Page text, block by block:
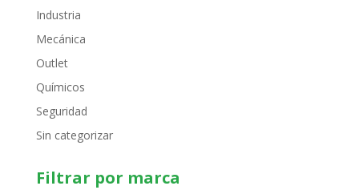
Industria
Mecánica
Outlet
Químicos
Seguridad
Sin categorizar
Filtrar por marca